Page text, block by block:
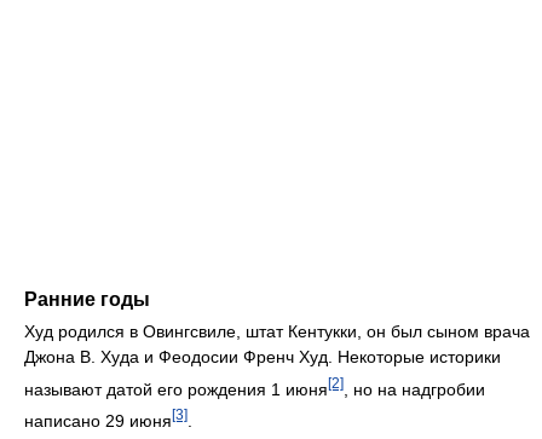
Ранние годы
Худ родился в Овингсвиле, штат Кентукки, он был сыном врача
Джона В. Худа и Феодосии Френч Худ. Некоторые историки
называют датой его рождения 1 июня[2]
, но на надгробии
написано 29 июня [3]